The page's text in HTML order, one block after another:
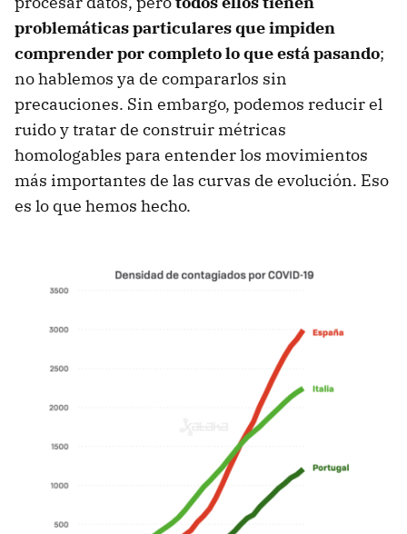
problemáticas particulares que impiden
comprender por completo lo que está pasando;
no hablemos ya de compararlos sin
precauciones. Sin embargo, podemos reducir el
ruido y tratar de construir métricas
homologables para entender los movimientos
más importantes de las curvas de evolución. Eso
es lo que hemos hecho.